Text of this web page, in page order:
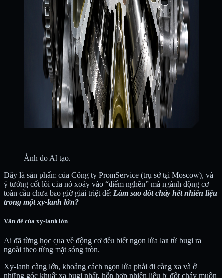
Ảnh do AI tạo.
Đây là sản phẩm của Công ty PromService (trụ sở tại Moscow), và
ý tưởng cốt lõi của nó xoáy vào “điểm nghẽn” mà ngành động cơ
toàn cầu chưa bao giờ giải triệt để: Làm sao đốt cháy hết nhiên liệu
trong một xy-lanh lớn?
Vấn đề của xy-lanh lớn
Ai đã từng học qua về động cơ đều biết ngọn lửa lan từ bugi ra
ngoài theo từng mặt sóng tròn.
Xy-lanh càng lớn, khoảng cách ngọn lửa phải đi càng xa và ở
những góc khuất xa bugi nhất, hỗn hợp nhiên liệu bị đốt cháy muộn